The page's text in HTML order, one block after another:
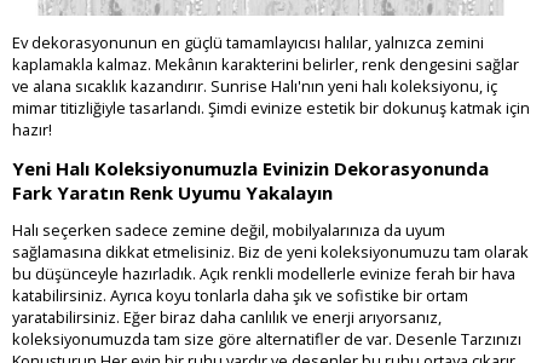
Ev dekorasyonunun en güçlü tamamlayıcısı halılar, yalnızca zemini
kaplamakla kalmaz. Mekânın karakterini belirler, renk dengesini sağlar
ve alana sıcaklık kazandırır. Sunrise Halı'nın yeni halı koleksiyonu, iç
mimar titizliğiyle tasarlandı. Şimdi evinize estetik bir dokunuş katmak için
hazır!
Yeni Halı Koleksiyonumuzla Evinizin Dekorasyonunda
Fark Yaratın Renk Uyumu Yakalayın
Halı seçerken sadece zemine değil, mobilyalarınıza da uyum
sağlamasına dikkat etmelisiniz. Biz de yeni koleksiyonumuzu tam olarak
bu düşünceyle hazırladık. Açık renkli modellerle evinize ferah bir hava
katabilirsiniz. Ayrıca koyu tonlarla daha şık ve sofistike bir ortam
yaratabilirsiniz. Eğer biraz daha canlılık ve enerji arıyorsanız,
koleksiyonumuzda tam size göre alternatifler de var. Desenle Tarzınızı